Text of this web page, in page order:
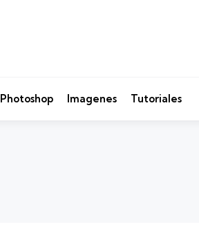
Photoshop Imagenes Tutoriales